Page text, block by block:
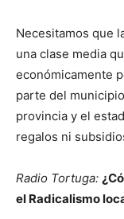
Necesitamos que
una clase media
económicamente
parte del
provincia y el
regalos ni
Radio Tortuga:
el Radicalismo